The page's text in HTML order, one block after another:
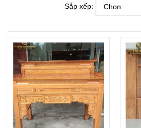
Sắp xếp: